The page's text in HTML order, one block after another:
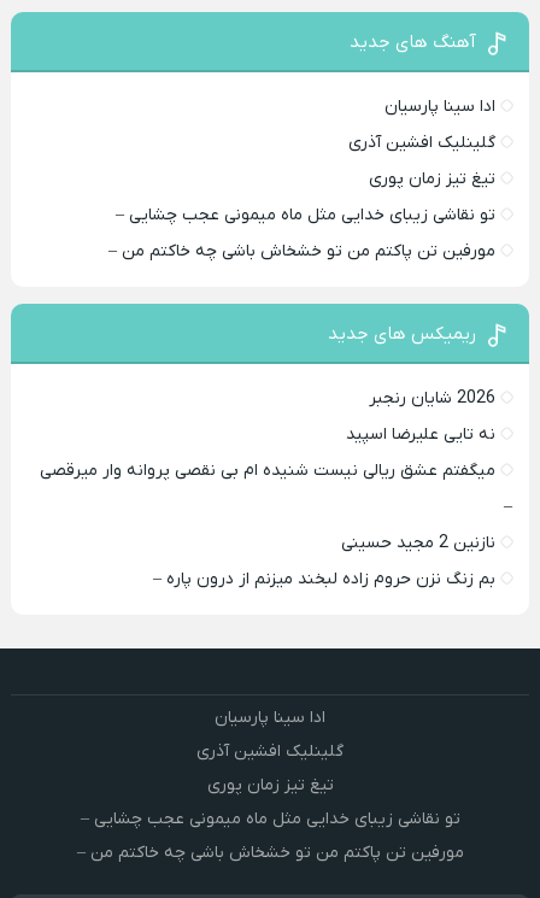
آهنگ های جدید
ادا سینا پارسیان
گلینلیک افشین آذری
تیغ تیز زمان پوری
تو نقاشی زیبای خدایی مثل ماه میمونی عجب چشایی –
مورفین تن پاکتم من تو خشخاش باشی چه خاکتم من –
ریمیکس های جدید
2026 شایان رنجبر
نه تایی علیرضا اسپید
میگفتم عشق ریالی نیست شنیده ام بی نقصی پروانه وار میرقصی
–
نازنین 2 مجید حسینی
بم زنگ نزن حروم زاده لبخند میزنم از درون پاره –
ادا سینا پارسیان
گلینلیک افشین آذری
تیغ تیز زمان پوری
تو نقاشی زیبای خدایی مثل ماه میمونی عجب چشایی –
مورفین تن پاکتم من تو خشخاش باشی چه خاکتم من –